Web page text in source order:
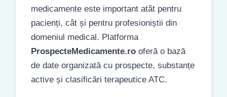
medicamente este important atât pentru
pacienți, cât și pentru profesioniștii din
domeniul medical. Platforma
ProspecteMedicamente.ro oferă o bază
de date organizată cu prospecte, substanțe
active și clasificări terapeutice ATC.